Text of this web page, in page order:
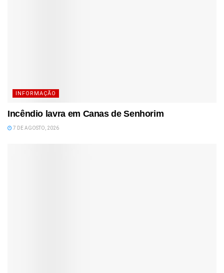
INFORMAÇÃO
Incêndio lavra em Canas de Senhorim
7 DE AGOSTO, 2026